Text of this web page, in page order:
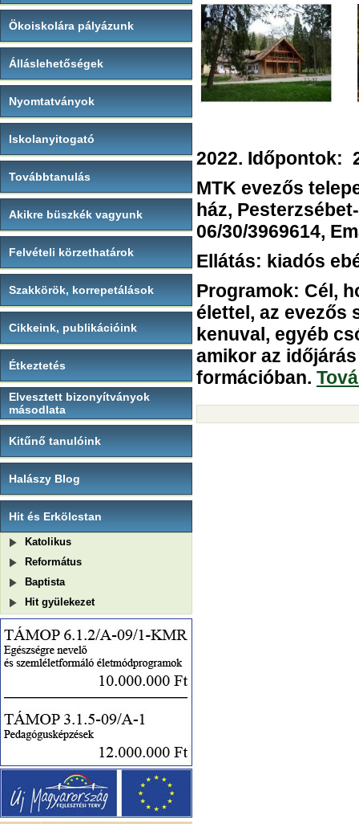
Ökoiskolára pályázunk
Álláslehetőségek
Nyomtatványok
Iskolanyitogató
Továbbtanulás
Akikre büszkék vagyunk
Felvételi körzethatárok
Szakkörök, korrepetálások
Cikkeink, publikációink
Étkeztetés
Elvesztett bizonyítványok
másodlata
Kitűnő tanulóink
Halászy Blog
Hit és Erkölcstan
Katolikus
Református
Baptista
Hit gyülekezet
2022. Időpontok:
MTK evezős
ház,
06/30/3969614,
Ellátás: kiadós
Programok: Cél,
élettel, az evezős
kenuval, egyéb
amikor az
formációban.